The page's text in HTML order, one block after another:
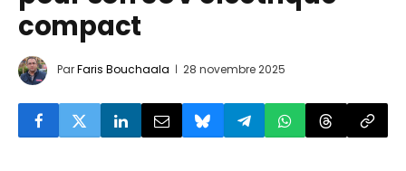
compact
ParFaris Bouchaala 28 novembre 2025